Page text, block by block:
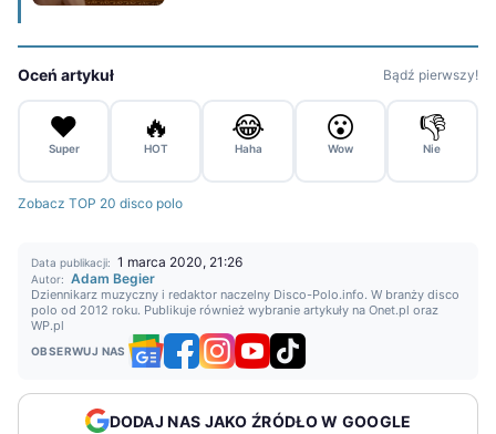
Oceń artykuł Bądź pierwszy!
❤️
Super
🔥
HOT
😂
Haha
😮
Wow
👎
Nie
Zobacz TOP 20 disco polo
Data publikacji: 1 marca 2020, 21:26
Autor: Adam Begier
Dziennikarz muzyczny i redaktor naczelny Disco-Polo.info. W branży disco
polo od 2012 roku. Publikuje również wybranie artykuły na Onet.pl oraz
WP.pl
OBSERWUJ NAS
DODAJ NAS JAKO ŹRÓDŁO W GOOGLE